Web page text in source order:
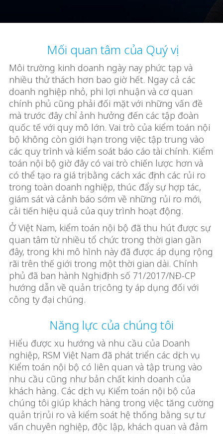
Mối quan tâm của Quý vị
Môi trường kinh doanh ngày nay phức tạp và
nhiều thử thách hơn bao giờ hết. Ngay cả các
doanh nghiệp nhỏ, phi lợi nhuận và cơ quan
chính phủ cũng phải đối mặt với những vấn đề
mà trước đây chỉ ảnh hưởng đến các tập đoàn
quốc tế với quy mô lớn. Vai trò của kiểm toán nội
bộ không còn giới hạn trong việc tập trung vào
các quy trình và kiểm soát báo cáo tài chính. Kiểm
toán nội bộ giờ đây có vai trò chiến lược hơn và
có thể tạo ra giá trị bằng cách xác định các rủi ro
trong toàn doanh nghiệp, thúc đẩy sự hợp tác,
giám sát và cảnh báo sớm về những rủi ro mới,
cải tiến hiệu quả của quy trình hoạt động.
Ở Việt Nam, kiểm toán nội bộ đã thu hút được sự
quan tâm từ nhiều tổ chức trong thời gian gần
đây, trong khi mô hình này đã được áp dụng rộng
rãi trên thế giới trong một thời gian dài. Chính
phủ đã ban hành Nghị định số 71/2017/NĐ-CP
hướng dẫn về quản trị công ty áp dụng đối với
công ty đại chúng.
Năng lực của chúng tôi
Hiểu được xu hướng và nhu cầu của Doanh
nghiệp, RSM Việt Nam đã phát triển các dịch vụ
Kiểm toán nội bộ có liên quan và tập trung vào
nhu cầu cũng như bản chất kinh doanh của
khách hàng. Các dịch vụ Kiểm toán nội bộ của
chúng tôi giúp khách hàng trong việc tăng cường
quản trị rủi ro và kiểm soát hệ thống bằng sự tư
vấn chuyên nghiệp, độc lập, khách quan và đảm